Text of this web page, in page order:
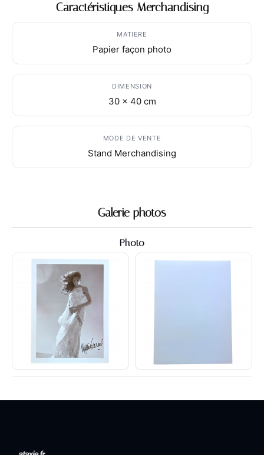
Caractéristiques Merchandising
MATIERE
Papier façon photo
DIMENSION
30 x 40 cm
MODE DE VENTE
Stand Merchandising
Galerie photos
Photo